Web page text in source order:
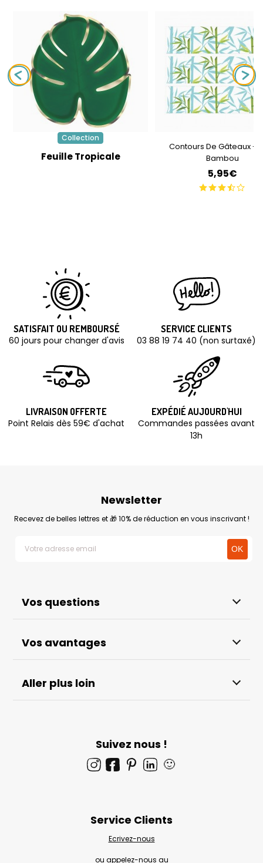
Collection
Feuille Tropicale
Contours De Gâteaux -
Bambou
5,95€
SATISFAIT OU REMBOURSÉ
60 jours pour changer d'avis
SERVICE CLIENTS
03 88 19 74 40 (non surtaxé)
LIVRAISON OFFERTE
Point Relais dès 59€ d'achat
EXPÉDIÉ AUJOURD'HUI
Commandes passées avant
13h
Vos questions
Vos avantages
Aller plus loin
Newsletter
Recevez de belles lettres et 🎁 10% de réduction en vous inscrivant !
Suivez nous !
🙂
Service Clients
Ecrivez-nous
ou appelez-nous au
cadeaux
gratuite,
valable immédiatement sur votre